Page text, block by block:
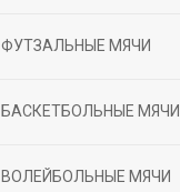
ФУТЗАЛЬНЫЕ МЯЧИ
БАСКЕТБОЛЬНЫЕ МЯЧИ
ВОЛЕЙБОЛЬНЫЕ МЯЧИ